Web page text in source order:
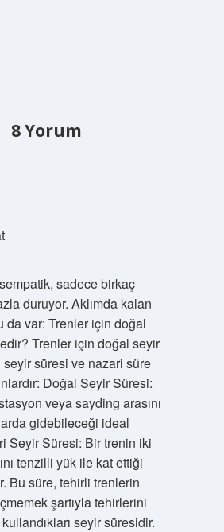
8 Yorum
sadece birkaç
duruyor. Aklımda kalan
da var: Trenler için doğal
Trenler için doğal seyir
süresi ve nazari süre
Doğal Seyir Süresi:
veya sayding arasını
gidebileceği ideal
Seyir Süresi: Bir trenin iki
tenzilli yük ile kat ettiği
Bu süre, tehirli trenlerin
şartıyla tehirlerini
seyir süresidir.